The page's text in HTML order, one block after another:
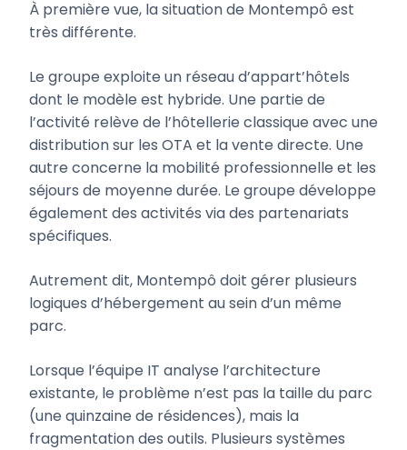
À première vue, la situation de Montempô est
très différente.
Le groupe exploite un réseau d’appart’hôtels
dont le modèle est hybride. Une partie de
l’activité relève de l’hôtellerie classique avec une
distribution sur les OTA et la vente directe. Une
autre concerne la mobilité professionnelle et les
séjours de moyenne durée. Le groupe développe
également des activités via des partenariats
spécifiques.
Autrement dit, Montempô doit gérer plusieurs
logiques d’hébergement au sein d’un même
parc.
Lorsque l’équipe IT analyse l’architecture
existante, le problème n’est pas la taille du parc
(une quinzaine de résidences), mais la
fragmentation des outils. Plusieurs systèmes